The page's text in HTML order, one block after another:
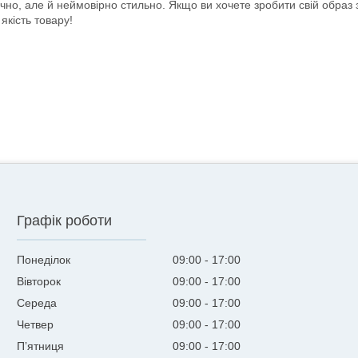
але й неймовірно стильно. Якщо ви хочете зробити свій
товару!
Графік роботи
Понеділок 09:00
17:00
Вівторок
09:00
17:00
Середа
09:00
17:00
Четвер
09:00
17:00
Пʼятниця
09:00 17:00